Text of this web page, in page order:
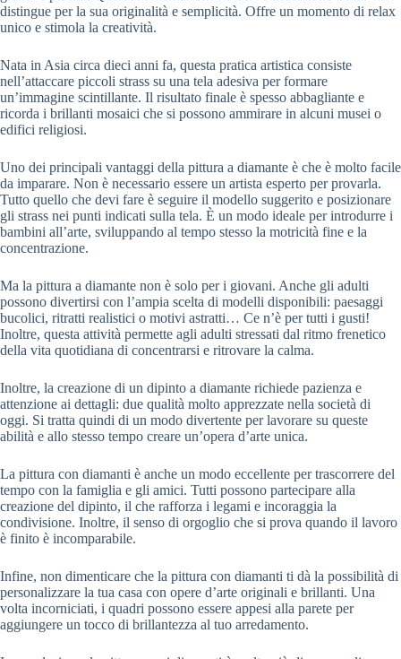
distingue per la sua originalità e semplicità. Offre un momento di relax
unico e stimola la creatività.
Nata in Asia circa dieci anni fa, questa pratica artistica consiste
nell’attaccare piccoli strass su una tela adesiva per formare
un’immagine scintillante. Il risultato finale è spesso abbagliante e
ricorda i brillanti mosaici che si possono ammirare in alcuni musei o
edifici religiosi.
Uno dei principali vantaggi della pittura a diamante è che è molto facile
da imparare. Non è necessario essere un artista esperto per provarla.
Tutto quello che devi fare è seguire il modello suggerito e posizionare
gli strass nei punti indicati sulla tela. È un modo ideale per introdurre i
bambini all’arte, sviluppando al tempo stesso la motricità fine e la
concentrazione.
Ma la pittura a diamante non è solo per i giovani. Anche gli adulti
possono divertirsi con l’ampia scelta di modelli disponibili: paesaggi
bucolici, ritratti realistici o motivi astratti… Ce n’è per tutti i gusti!
Inoltre, questa attività permette agli adulti stressati dal ritmo frenetico
della vita quotidiana di concentrarsi e ritrovare la calma.
Inoltre, la creazione di un dipinto a diamante richiede pazienza e
attenzione ai dettagli: due qualità molto apprezzate nella società di
oggi. Si tratta quindi di un modo divertente per lavorare su queste
abilità e allo stesso tempo creare un’opera d’arte unica.
La pittura con diamanti è anche un modo eccellente per trascorrere del
tempo con la famiglia e gli amici. Tutti possono partecipare alla
creazione del dipinto, il che rafforza i legami e incoraggia la
condivisione. Inoltre, il senso di orgoglio che si prova quando il lavoro
è finito è incomparabile.
Infine, non dimenticare che la pittura con diamanti ti dà la possibilità di
personalizzare la tua casa con opere d’arte originali e brillanti. Una
volta incorniciati, i quadri possono essere appesi alla parete per
aggiungere un tocco di brillantezza al tuo arredamento.